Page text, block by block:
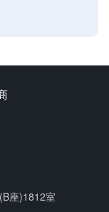
座)1812室